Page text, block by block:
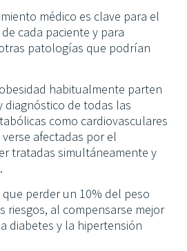
médico es clave para el
cada paciente y para
patologías que podrían
habitualmente parten
diagnóstico de todas las
como cardiovasculares
afectadas por el
tratadas simultáneamente y
perder un 10% del peso
riesgos, al compensarse mejor
diabetes y la hipertensión